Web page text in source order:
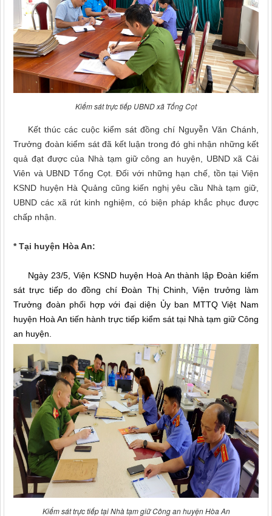
Kiểm sát trực tiếp UBND xã Tổng Cọt
Kết thúc các cuộc kiểm sát đồng chí Nguyễn Văn Chánh,
Trưởng đoàn kiểm sát đã kết luận trong đó ghi nhận những kết
quả đạt được của Nhà tạm giữ công an huyện, UBND xã Cải
Viên và UBND Tổng Cọt. Đối với những hạn chế, tồn tại Viện
KSND huyện Hà Quảng cũng kiến nghị yêu cầu Nhà tạm giữ,
UBND các xã rút kinh nghiệm, có biện pháp khắc phục được
chấp nhận.
* Tại huyện Hòa An:
Ngày 23/5, Viện KSND huyện Hoà An thành lập Đoàn kiểm
sát trực tiếp do đồng chí Đoàn Thị Chinh, Viện trưởng làm
Trưởng đoàn phối hợp với đại diện Ủy ban MTTQ Việt Nam
huyện Hoà An tiến hành trực tiếp kiểm sát tại Nhà tạm giữ Công
an huyện.
Kiểm sát trực tiếp tại Nhà tạm giữ Công an huyện Hòa An